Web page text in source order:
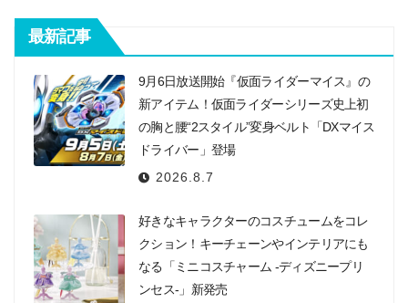
最新記事
9月6日放送開始『仮面ライダーマイス』の
新アイテム！仮面ライダーシリーズ史上初
の胸と腰“2スタイル”変身ベルト「DXマイス
ドライバー」登場
2026.8.7
好きなキャラクターのコスチュームをコレ
クション！キーチェーンやインテリアにも
なる「ミニコスチャーム -ディズニープリ
ンセス-」新発売